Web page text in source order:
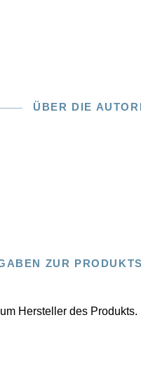
ÜBER DIE
ZUR
Hersteller des Produkts.